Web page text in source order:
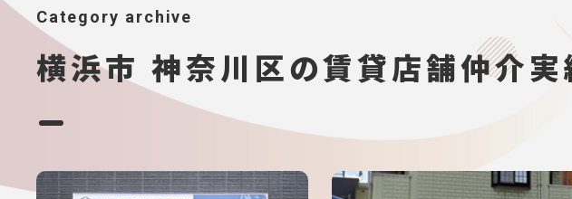
Category archive
横浜市 神奈川区の賃貸店舗仲介実